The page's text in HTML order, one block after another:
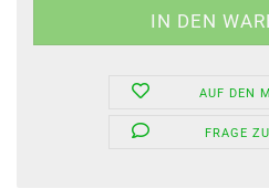
AUF DEN
FRAGE